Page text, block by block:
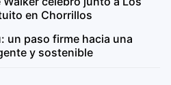
en Chorrillos
un paso firme hacia una
y sostenible